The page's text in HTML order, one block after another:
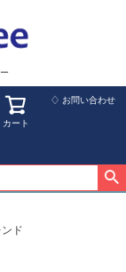
カート
♢ お問い合わせ
ド